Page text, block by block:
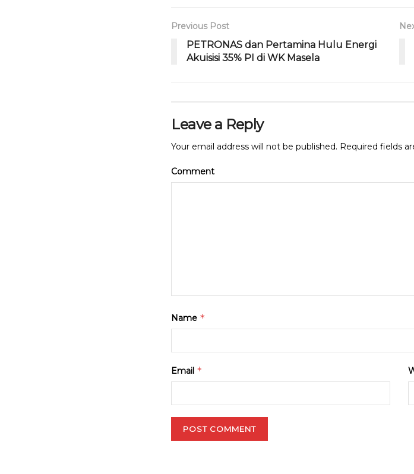
b
o
o
r
p
p
ms
Previous Post
PETRONAS dan Pertamina Hulu Energi
Akuisisi 35% PI di WK Masela
Leave a Reply
Your email address will not be published. Required fields
Comment
Name *
Email *